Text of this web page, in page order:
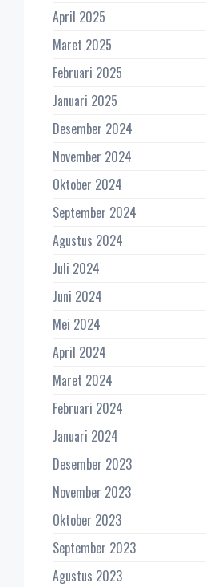
April 2025
Maret 2025
Februari 2025
Januari 2025
Desember 2024
November 2024
Oktober 2024
September 2024
Agustus 2024
Juli 2024
Juni 2024
Mei 2024
April 2024
Maret 2024
Februari 2024
Januari 2024
Desember 2023
November 2023
Oktober 2023
September 2023
Agustus 2023